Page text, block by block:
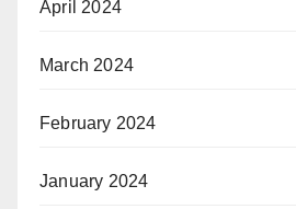
April 2024
March 2024
February 2024
January 2024